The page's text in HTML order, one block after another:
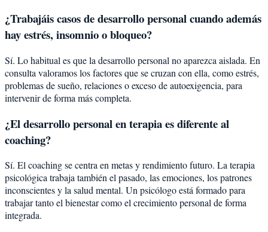
¿Trabajáis casos de desarrollo personal cuando además
hay estrés, insomnio o bloqueo?
Sí. Lo habitual es que la desarrollo personal no aparezca aislada. En
consulta valoramos los factores que se cruzan con ella, como estrés,
problemas de sueño, relaciones o exceso de autoexigencia, para
intervenir de forma más completa.
¿El desarrollo personal en terapia es diferente al
coaching?
Sí. El coaching se centra en metas y rendimiento futuro. La terapia
psicológica trabaja también el pasado, las emociones, los patrones
inconscientes y la salud mental. Un psicólogo está formado para
trabajar tanto el bienestar como el crecimiento personal de forma
integrada.